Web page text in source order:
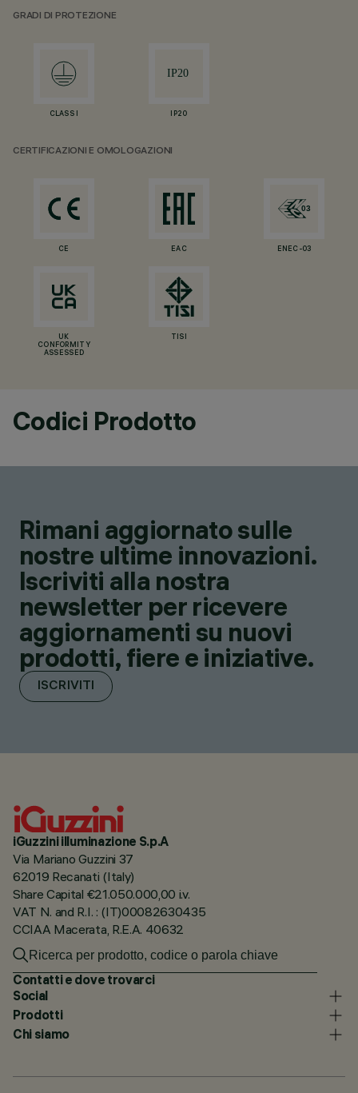
GRADI DI PROTEZIONE
CLASS I IP20
CERTIFICAZIONI E OMOLOGAZIONI
CE EAC ENEC-03
UK
CONFORMITY
ASSESSED
TISI
Codici Prodotto
Rimani aggiornato sulle
nostre ultime innovazioni.
Iscriviti alla nostra
newsletter per ricevere
aggiornamenti su nuovi
prodotti, fiere e iniziative.
ISCRIVITI
iGuzzini illuminazione S.p.A
Via Mariano Guzzini 37
62019 Recanati (Italy)
Share Capital €21.050.000,00 i.v.
VAT N. and R.I. : (IT)00082630435
CCIAA Macerata, R.E.A. 40632
Contatti e dove trovarci
Social
Prodotti
Chi siamo